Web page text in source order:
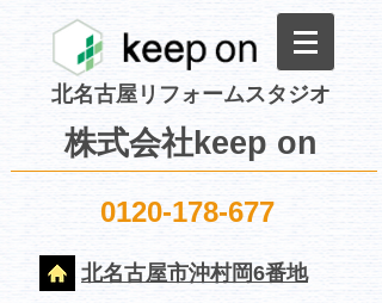
北名古屋リフォームスタジオ
株式会社keep on
0120-178-677
北名古屋市沖村岡6番地